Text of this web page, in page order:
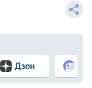
Дзен